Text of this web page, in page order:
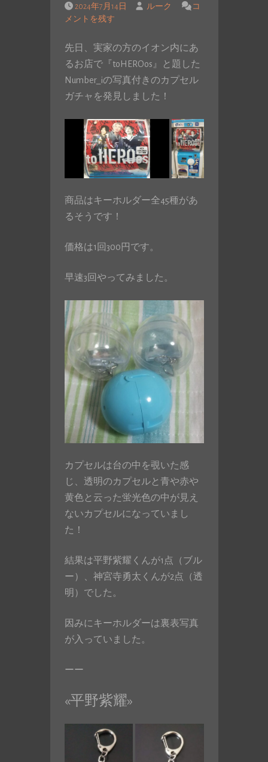
2024年7月14日 ルーク
コ
メントを残す
先日、実家の方のイオン内にあ
るお店で『toHEROos』と題した
Number_iの写真付きのカプセル
ガチャを発見しました！
商品はキーホルダー全45種があ
るそうです！
価格は1回300円です。
早速3回やってみました。
カプセルは台の中を覗いた感
じ、透明のカプセルと青や赤や
黄色と云った蛍光色の中が見え
ないカプセルになっていまし
た！
結果は平野紫耀くんが1点（ブル
ー）、神宮寺勇太くんが2点（透
明）でした。
因みにキーホルダーは裏表写真
が入っていました。
ーー
«平野紫耀»